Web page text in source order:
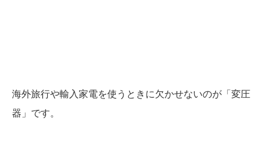
海外旅行や輸入家電を使うときに欠かせないのが「変圧
器」です。